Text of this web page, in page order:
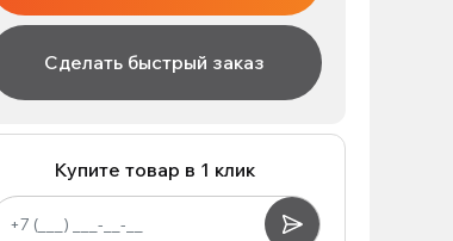
Сделать быстрый заказ
Купите товар в 1 клик